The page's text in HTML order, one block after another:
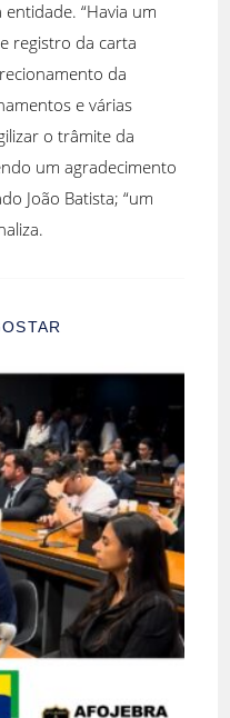
“Havia um
registro da carta
da
e várias
o trâmite da
um agradecimento
João Batista; “um